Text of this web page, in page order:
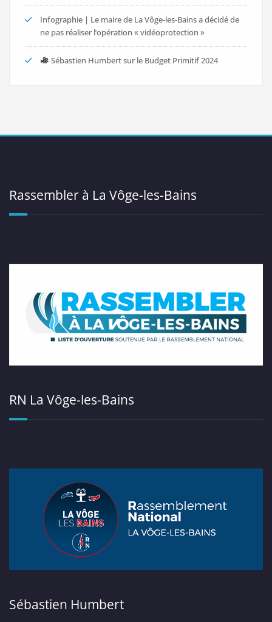
Infographie | Le maire de La Vôge-les-Bains a décidé de
ne pas réaliser l’opération « vidéoprotection »
Sébastien Humbert sur le Budget Primitif 2024
Rassembler à La Vôge-les-Bains
RN La Vôge-les-Bains
Sébastien Humbert